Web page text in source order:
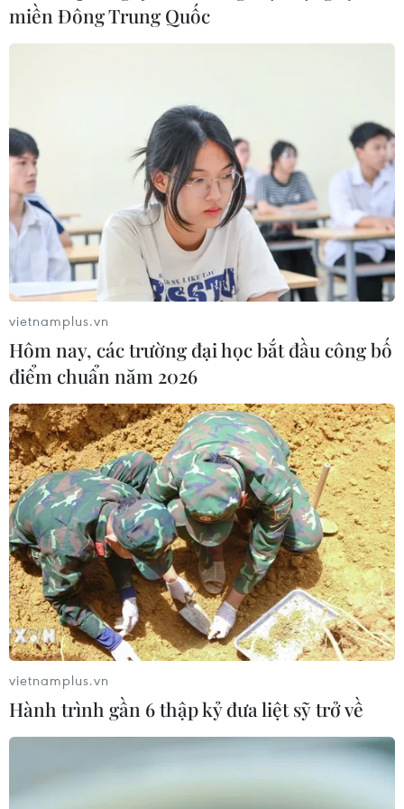
miền Đông Trung Quốc
vietnamplus.vn
Hôm nay, các trường đại học bắt đầu công bố
điểm chuẩn năm 2026
vietnamplus.vn
Hành trình gần 6 thập kỷ đưa liệt sỹ trở về